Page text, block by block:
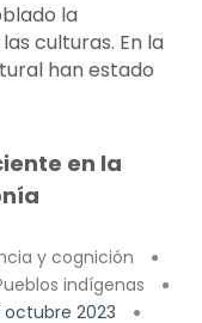
la
culturas. En la
han estado
en la
y cognición
indígenas
octubre 2023